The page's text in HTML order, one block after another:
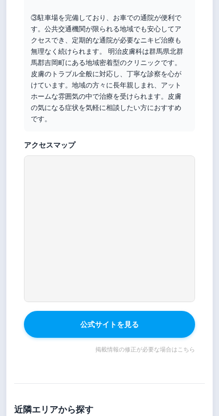
③駐車場を完備しており、お車での通院が便利で
す。公共交通機関が限られる地域でも安心してア
クセスでき、定期的な通院が必要なニキビ治療も
無理なく続けられます。 明治皮膚科は群馬県北群
馬郡吉岡町にある地域密着型のクリニックです。
皮膚のトラブル全般に対応し、丁寧な診察を心が
けています。地域の方々に長年親しまれ、アット
ホームな雰囲気の中で治療を受けられます。皮膚
の気になる症状を気軽に相談したい方におすすめ
です。
アクセスマップ
公式サイトを見る
掲載情報の修正が必要な場合はこちら
近隣エリアから探す